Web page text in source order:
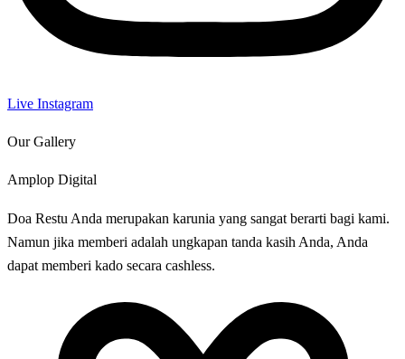
Live Instagram
Our Gallery
Amplop Digital
Doa Restu Anda merupakan karunia yang sangat berarti bagi kami.
Namun jika memberi adalah ungkapan tanda kasih Anda, Anda
dapat memberi kado secara cashless.